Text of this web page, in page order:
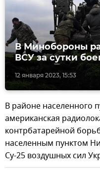
12 января 2023, 15:53
В Минобороны
ВСУ за сутки
В районе населенного
американская
контрбатарейной
населенным пунктом
Су-25 воздушных сил